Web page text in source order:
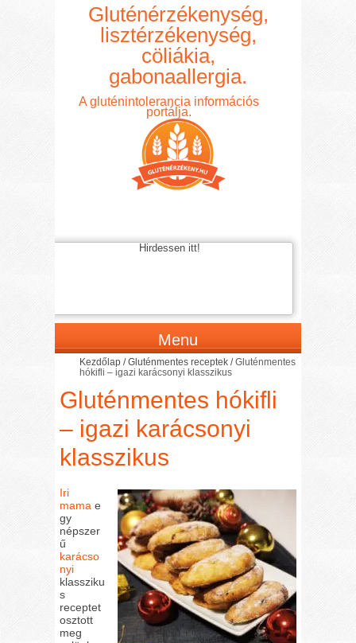
Gluténérzékenység,
lisztérzékenység,
cöliákia,
gabonaallergia.
A gluténintolerancia információs
portálja.
Hirdessen itt!
Menu
Kezdőlap /Gluténmentes receptek /Gluténmentes
hókifli – igazi karácsonyi klasszikus
Gluténmentes hókifli
– igazi karácsonyi
klasszikus
Iri
mama e
gy
népszer
ű
karácso
nyi
klassziku
s
receptet
osztott
meg